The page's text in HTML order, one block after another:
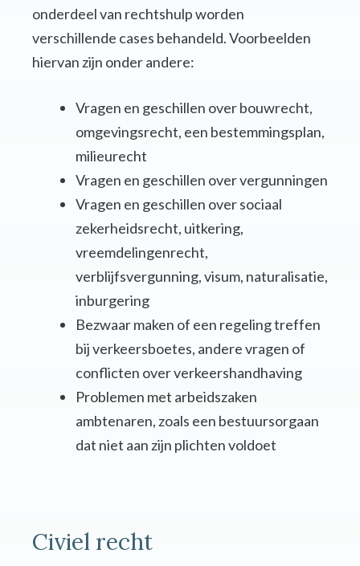
onderdeel van rechtshulp worden
verschillende cases behandeld. Voorbeelden
hiervan zijn onder andere:
Vragen en geschillen over bouwrecht,
omgevingsrecht, een bestemmingsplan,
milieurecht
Vragen en geschillen over vergunningen
Vragen en geschillen over sociaal
zekerheidsrecht, uitkering,
vreemdelingenrecht,
verblijfsvergunning, visum, naturalisatie,
inburgering
Bezwaar maken of een regeling treffen
bij verkeersboetes, andere vragen of
conflicten over verkeershandhaving
Problemen met arbeidszaken
ambtenaren, zoals een bestuursorgaan
dat niet aan zijn plichten voldoet
Civiel recht